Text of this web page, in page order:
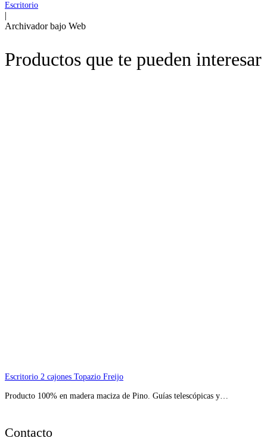
Escritorio
|
Archivador bajo Web
Productos que te pueden interesar
Escritorio 2 cajones Topazio Freijo
Producto 100% en madera maciza de Pino. Guías telescópicas y…
Contacto